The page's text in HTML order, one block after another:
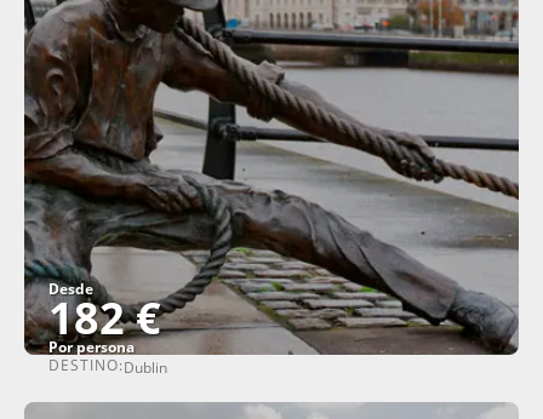
Desde
182 €
Por persona
DESTINO:Dublin